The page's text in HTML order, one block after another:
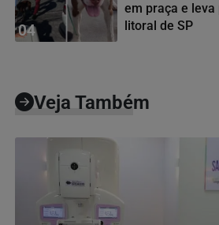
04
em praça e
litoral de SP
Veja Também